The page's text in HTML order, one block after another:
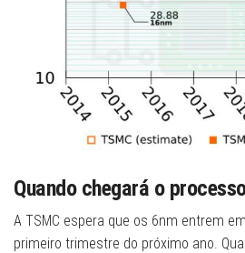
Quando chegará o
A TSMC espera que os 6nm entrem
primeiro trimestre do próximo ano.